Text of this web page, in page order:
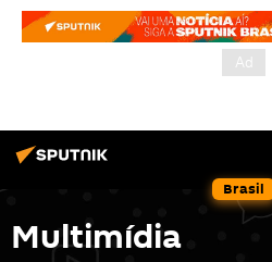
Brasil
Multimídia